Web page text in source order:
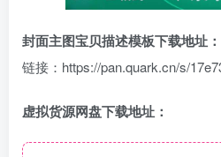
封面主图宝贝描述模板下载地址：
链接：https://pan.quark.cn/s/
虚拟货源网盘下载地址：